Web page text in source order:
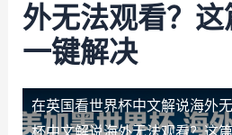
外无法观看？
一键解决
在英国看世界杯中文解说海外